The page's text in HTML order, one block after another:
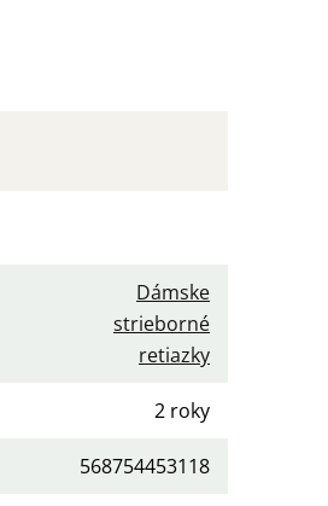
Dámske
strieborné
retiazky
2 roky
568754453118